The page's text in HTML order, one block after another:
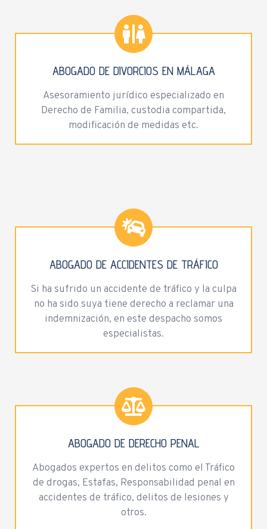
ABOGADO DE DIVORCIOS EN MÁLAGA
Asesoramiento jurídico especializado en
Derecho de Familia, custodia compartida,
modificación de medidas etc.
ABOGADO DE ACCIDENTES DE TRÁFICO
Si ha sufrido un accidente de tráfico y la culpa
no ha sido suya tiene derecho a reclamar una
indemnización, en este despacho somos
especialistas.
ABOGADO DE DERECHO PENAL
Abogados expertos en delitos como el Tráfico
de drogas, Estafas, Responsabilidad penal en
accidentes de tráfico, delitos de lesiones y
otros.